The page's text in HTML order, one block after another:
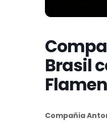
Brasil
Compañia